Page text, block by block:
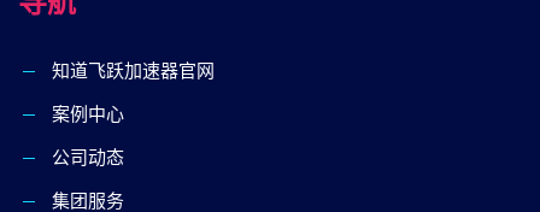
知道飞跃加速器官网
案例中心
公司动态
集团服务